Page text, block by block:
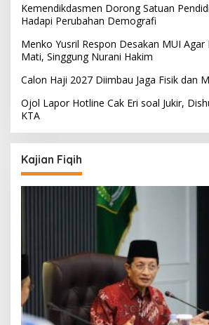
Kemendikdasmen Dorong Satuan
Hadapi Perubahan Demografi
Menko Yusril Respon Desakan MUI
Mati, Singgung Nurani Hakim
Calon Haji 2027 Diimbau Jaga Fisik dan
Ojol Lapor Hotline Cak Eri soal Jukir,
KTA
Kajian Fiqih